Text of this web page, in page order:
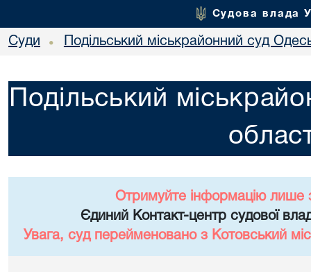
Судова влада
Суди • Подільський міськрайонний суд
Подільський
Отримуйте інформацію лише
Єдиний Контакт-центр судової
Увага, суд перейменовано з Котовський